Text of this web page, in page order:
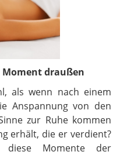
Moment draußen
als wenn nach einem
Anspannung von den
zur Ruhe kommen
erhält, die er verdient?
Momente der